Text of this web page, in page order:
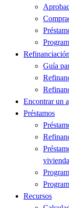
Refinanciación
Guía
Encontrar un
Préstamos
vivienda
Recursos